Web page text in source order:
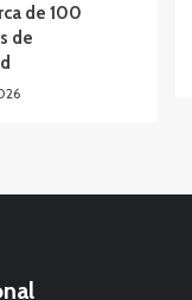
de 100
de